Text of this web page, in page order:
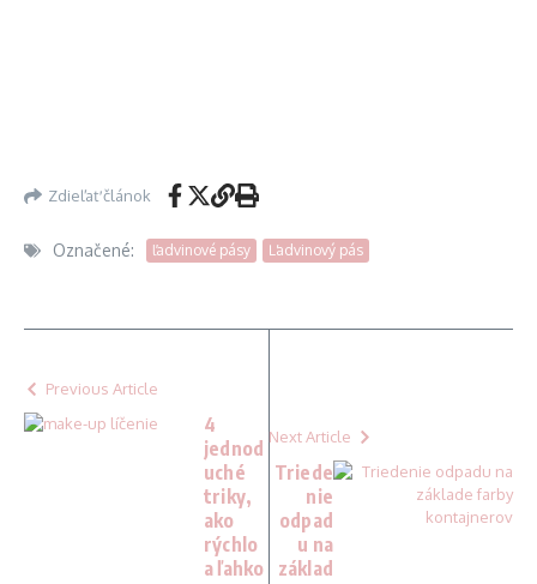
Zdieľať článok
Označené: ľadvinové pásy Ľadvinový pás
Previous Article
4
jednod
uché
triky,
ako
rýchlo
a ľahko
Next Article
Triede
nie
odpad
u na
základ